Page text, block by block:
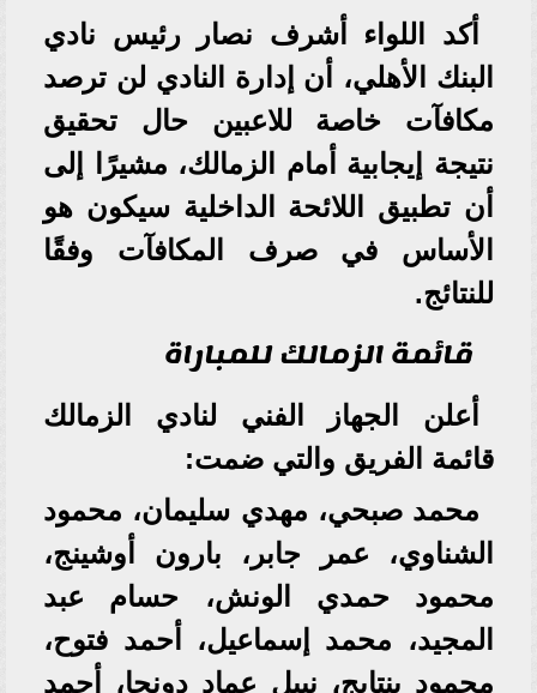
أكد اللواء أشرف نصار رئيس نادي
البنك الأهلي، أن إدارة النادي لن ترصد
مكافآت خاصة للاعبين حال تحقيق
نتيجة إيجابية أمام الزمالك، مشيرًا إلى
أن تطبيق اللائحة الداخلية سيكون هو
الأساس في صرف المكافآت وفقًا
للنتائج.
قائمة الزمالك للمباراة
أعلن الجهاز الفني لنادي الزمالك
قائمة الفريق والتي ضمت:
محمد صبحي، مهدي سليمان، محمود
الشناوي، عمر جابر، بارون أوشينج،
محمود حمدي الونش، حسام عبد
المجيد، محمد إسماعيل، أحمد فتوح،
محمود بنتايج، نبيل عماد دونجا، أحمد